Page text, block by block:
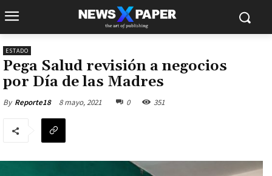
ESTADO
Pega Salud revisión a negocios
por Día de las Madres
By Reporte18 8 mayo, 2021 0 351